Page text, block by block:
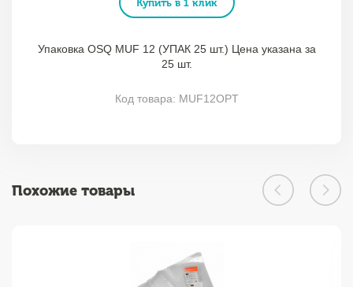
Упаковка OSQ MUF 12 (УПАК 25 шт.) Цена указана за
25 шт.
Код товара: MUF12OPT
Похожие товары